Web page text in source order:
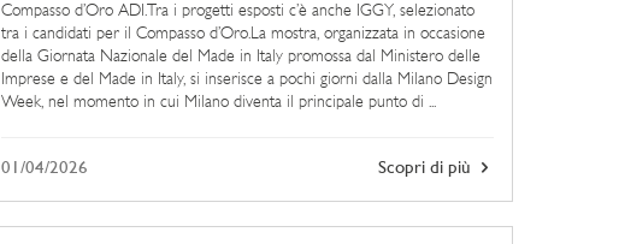
Compasso d’Oro ADI.Tra i progetti esposti c’è anche IGGY, selezionato
tra i candidati per il Compasso d’Oro.La mostra, organizzata in occasione
della Giornata Nazionale del Made in Italy promossa dal Ministero delle
Imprese e del Made in Italy, si inserisce a pochi giorni dalla Milano Design
Week, nel momento in cui Milano diventa il principale punto di ...
Scopri di più
01/04/2026